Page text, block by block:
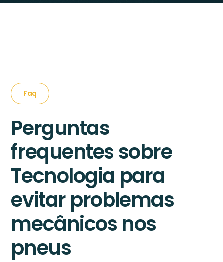
Faq
Perguntas
frequentes sobre
Tecnologia para
evitar problemas
mecânicos nos
pneus